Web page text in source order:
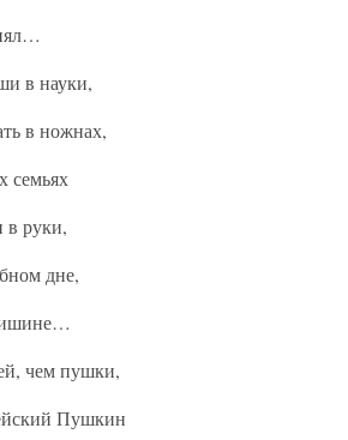
в науки,
в ножнах,
семьях
в руки,
дне,
чем пушки,
Пушкин